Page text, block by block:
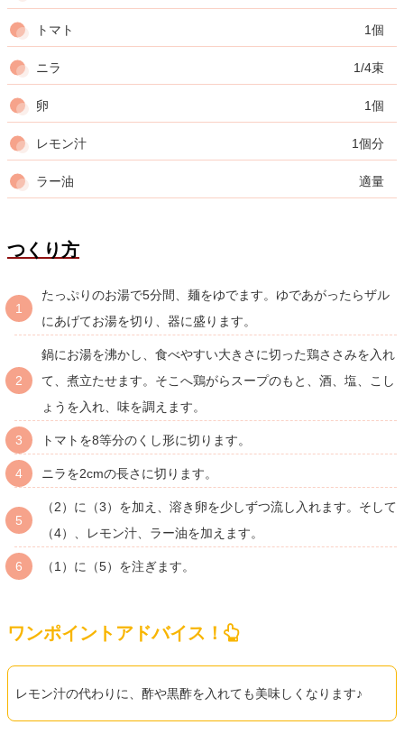
トマト 1個
ニラ 1/4束
卵 1個
レモン汁 1個分
ラー油 適量
つくり方
たっぷりのお湯で5分間、麺をゆでます。ゆであがったらザル
にあげてお湯を切り、器に盛ります。
鍋にお湯を沸かし、食べやすい大きさに切った鶏ささみを入れ
て、煮立たせます。そこへ鶏がらスープのもと、酒、塩、こし
ょうを入れ、味を調えます。
トマトを8等分のくし形に切ります。
ニラを2cmの長さに切ります。
（2）に（3）を加え、溶き卵を少しずつ流し入れます。そして
（4）、レモン汁、ラー油を加えます。
（1）に（5）を注ぎます。
ワンポイントアドバイス！
レモン汁の代わりに、酢や黒酢を入れても美味しくなります♪